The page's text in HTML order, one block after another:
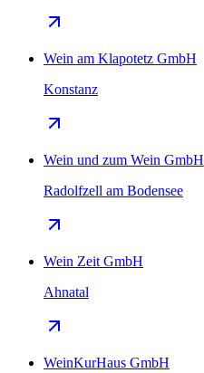
Wein am Klapotetz GmbH
Konstanz
Wein und zum Wein GmbH
Radolfzell am Bodensee
Wein Zeit GmbH
Ahnatal
WeinKurHaus GmbH